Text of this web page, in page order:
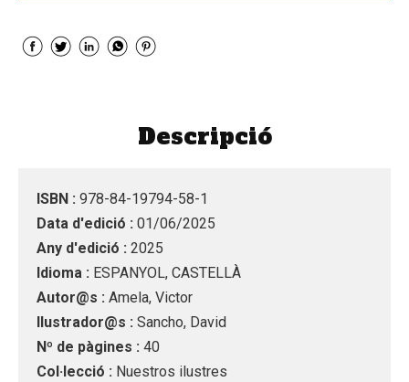
Descripció
ISBN : 978-84-19794-58-1
Data d'edició : 01/06/2025
Any d'edició : 2025
Idioma : ESPANYOL, CASTELLÀ
Autor@s : Amela, Victor
Ilustrador@s : Sancho, David
Nº de pàgines : 40
Col·lecció : Nuestros ilustres